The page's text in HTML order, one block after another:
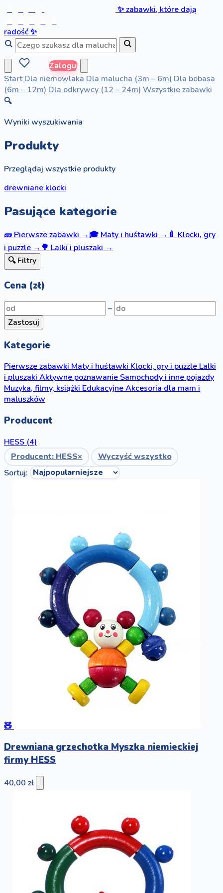
✨zabawki, które dają
radość✨
Zaloguj
Start Dla niemowlaka Dla malucha (3m – 6m) Dla bobasa
(6m – 12m) Dla odkrywcy (12 – 24m) Wszystkie zabawki
🔍
Wyniki wyszukiwania
Produkty
Przeglądaj wszystkie produkty
drewniane klocki
Pasujące kategorie
🧱Pierwsze zabawki→🎓Maty i huśtawki→🍼Klocki, gry
i puzzle→🌳Lalki i pluszaki→
🔍 Filtry
Cena (zł)
–
Zastosuj
Kategorie
Pierwsze zabawki Maty i huśtawki Klocki, gry i puzzle Lalki
i pluszaki Aktywne poznawanie Samochody i inne pojazdy
Muzyka, filmy, książki EdukacyjneAkcesoria dla mam i
maluszków
Producent
HESS (4)
Producent: HESS×
Wyczyść wszystko
Sortuj:
🧸
Drewniana grzechotka Myszka niemieckiej
firmy HESS
40,00 zł